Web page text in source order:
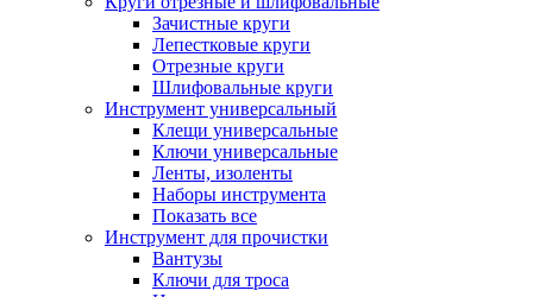
Зачистные круги
Лепестковые круги
Отрезные круги
Шлифовальные круги
Инструмент универсальный
Клещи универсальные
Ключи универсальные
Ленты, изоленты
Наборы инструмента
Показать все
Инструмент для прочистки
Вантузы
Ключи для троса